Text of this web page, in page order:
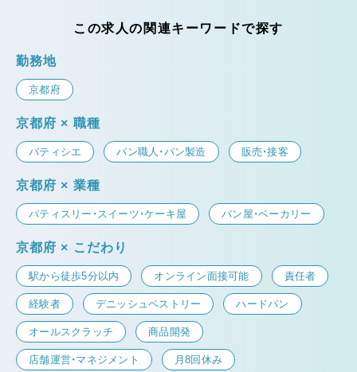
この求人の関連キーワードで探す
勤務地
京都府
京都府 × 職種
パティシエ パン職人・パン製造 販売・接客
京都府 × 業種
パティスリー・スイーツ・ケーキ屋 パン屋・ベーカリー
京都府 × こだわり
駅から徒歩5分以内 オンライン面接可能 責任者
経験者 デニッシュペストリー ハードパン
オールスクラッチ 商品開発
店舗運営・マネジメント 月8回休み